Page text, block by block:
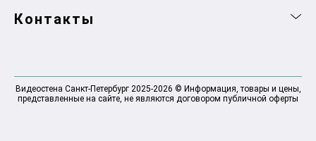
Контакты
Видеостена Санкт-Петербург 2025-2026 © Информация, товары и цены,
представленные на сайте, не являются договором публичной оферты